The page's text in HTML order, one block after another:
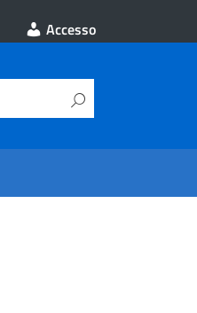
Accesso